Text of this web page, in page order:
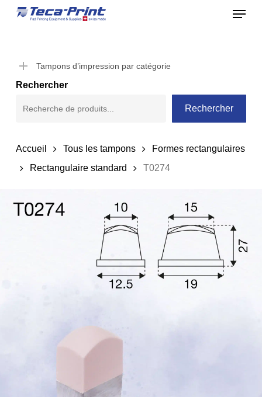
Skip
content
Menu
Tampons d’impression par catégorie
Rechercher
Rechercher
Accueil Tous les tampons
Formes rectangulaires
Rectangulaire standard
T0274